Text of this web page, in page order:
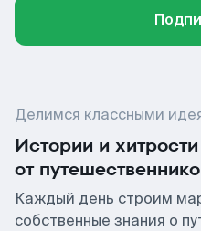
Делимся классными
Истории и хитрости
от
Каждый день строим
собственные знания о